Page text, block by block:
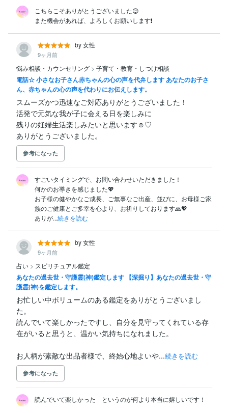
こちらこそありがとうございました😊
また機会があれば、よろしくお願いします❗️
by 女性
9ヶ月前
悩み相談・カウンセリング > 子育て・教育・しつけ相談
電話☆ 小さなお子さん赤ちゃんの心の声を代弁します あなたのお子さ
ん、赤ちゃんの心の声を代わりにお伝えします。
スムーズかつ迅速なご対応ありがとうございました！
活発で元気な我が子に会える日を楽しみに
残りの妊婦生活楽しみたいと思います☺️♡
ありがとうございました。
参考になった
すごいタイミングで、お問い合わせいただきました！
何かのお導きを感じました💖
お子様の健やかなご成長、ご無事なご出産、並びに、お母様ご家
族のご健康とご多幸を心より、お祈りしております🙏💖
ありが...続きを読む
by 女性
9ヶ月前
占い > スピリチュアル鑑定
あなたの過去世・守護霊(神)鑑定します 【深掘り】あなたの過去世・守
護霊(神)を鑑定します。
お忙しい中ボリュームのある鑑定をありがとうございまし
た。
読んでいて楽しかったですし、自分を見守ってくれている存
在がいると思うと、温かい気持ちになれました。
お人柄が素敵な出品者様で、終始心地よいや...続きを読む
参考になった
読んでいて楽しかった　というのが何より本当に嬉しいです！